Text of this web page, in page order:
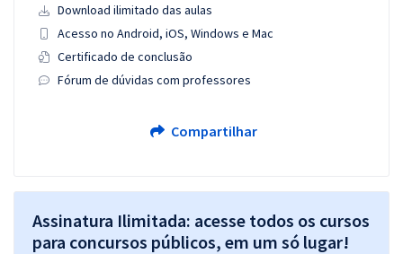
Download ilimitado das aulas
Acesso no Android, iOS, Windows e Mac
Certificado de conclusão
Fórum de dúvidas com professores
Compartilhar
Assinatura Ilimitada: acesse todos os cursos
para concursos públicos, em um só lugar!